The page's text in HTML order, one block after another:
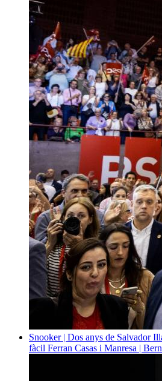
Snooker | Dos anys de Salvador
fàcil Ferran Casas i Manresa |